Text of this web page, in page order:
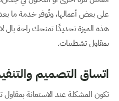
على بعض أعمالها، وتُوفر خدمة ما
هذه الميزة تحديدًا تمنحك راحة بال لا
بمقاول تشطيبات.
اتساق التصميم
تكون المشكلة عند الاستعانة